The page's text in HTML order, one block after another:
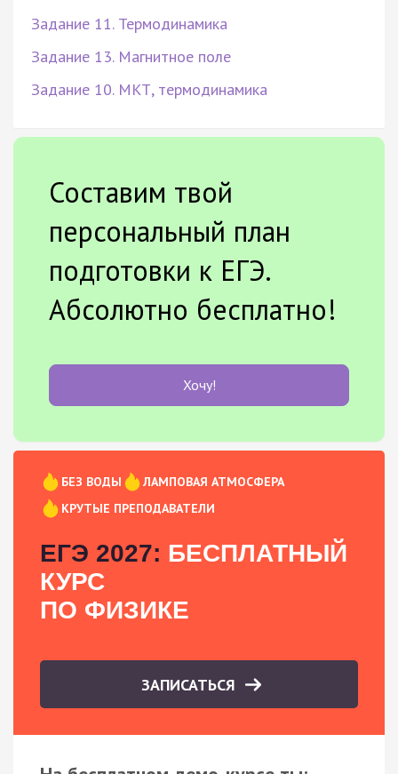
Задание 11. Термодинамика
Задание 13. Магнитное поле
Задание 10. МКТ, термодинамика
Составим твой
персональный план
подготовки к ЕГЭ.
Абсолютно бесплатно!
Хочу!
БЕЗ ВОДЫ
ЛАМПОВАЯ АТМОСФЕРА
КРУТЫЕ ПРЕПОДАВАТЕЛИ
ЕГЭ 2027: БЕСПЛАТНЫЙ
КУРС
ПО ФИЗИКЕ
ЗАПИСАТЬСЯ